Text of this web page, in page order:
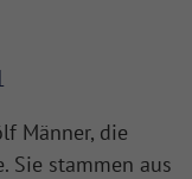
Männer, die
Sie stammen aus